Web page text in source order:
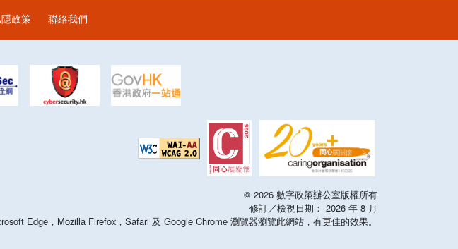
政策 聯絡我們
© 2026 數字政策辦公室版權所有
修訂／檢視日期： 2026 年 8 月
Edge，Mozilla Firefox，Safari 及 Google Chrome 瀏覽器瀏覽此網站，有更佳的效果。